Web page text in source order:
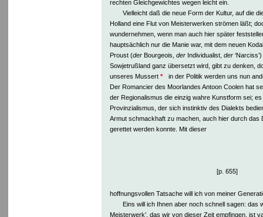
rechten Gleichgewichtes wegen leicht ein.
Vielleicht daß die neue Form der Kultur, auf die
Holland eine Flut von Meisterwerken strömen läßt;
wundernehmen, wenn man auch hier später
hauptsächlich nur die Manie war, mit dem neuen
Proust (derBourgeois, derIndividualist, der
Sowjetrußland ganz übersetzt wird, gibt zu denken,
unseres Mussert *
in der Politik werden uns nun
Der Romancier des Moorlandes Antoon Coolen hat
der Regionalismus die einzig wahre Kunstform sei;
Provinzialismus, der sich instinktiv des Dialekts
Armut schmackhaft zu machen, auch hier durch das
gerettet werden konnte. Mit dieser
[p. 655]
hoffnungsvollen Tatsache will ich von meiner
Eins will ich Ihnen aber noch schnell sagen: das
Meisterwerk’, das wir von dieser Zeit empfingen, ist